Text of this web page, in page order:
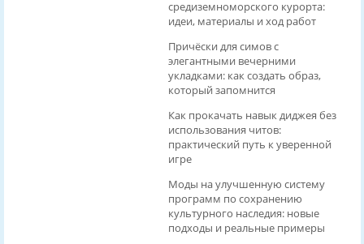
средиземноморского курорта:
идеи, материалы и ход работ
Причёски для симов с
элегантными вечерними
укладками: как создать образ,
который запомнится
Как прокачать навык диджея без
использования читов:
практический путь к уверенной
игре
Моды на улучшенную систему
программ по сохранению
культурного наследия: новые
подходы и реальные примеры